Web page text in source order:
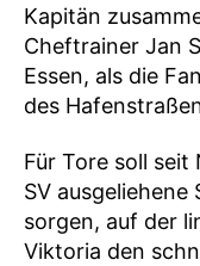
Kapitän
Cheftrainer Jan
Essen, als die
des
Für Tore soll seit
SV
sorgen, auf der
Viktoria den